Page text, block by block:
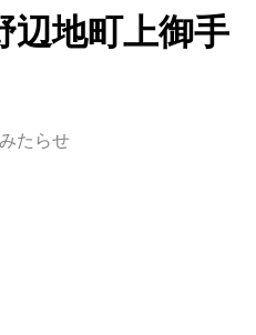
辺地町上御手
たらせ